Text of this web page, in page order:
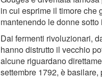
in cui esprime il timore
mantenendo le donne
Dai fermenti rivoluzionari,
hanno distrutto il vecchio
alcune riguardano
settembre 1792, è